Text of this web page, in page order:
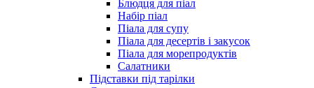
Блюдця для піал
Набір піал
Піала для супу
Піала для десертів і закусок
Піала для морепродуктів
Салатники
Підставки під тарілки